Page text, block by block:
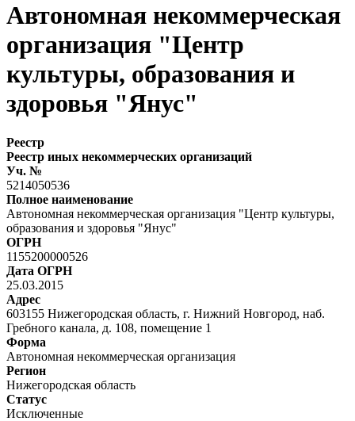
Автономная некоммерческая
организация "Центр
культуры, образования и
здоровья "Янус"
Реестр
Реестр иных некоммерческих организаций
Уч. №
5214050536
Полное наименование
Автономная некоммерческая организация "Центр культуры,
образования и здоровья "Янус"
ОГРН
1155200000526
Дата ОГРН
25.03.2015
Адрес
603155 Нижегородская область, г. Нижний Новгород, наб.
Гребного канала, д. 108, помещение 1
Форма
Автономная некоммерческая организация
Регион
Нижегородская область
Статус
Исключенные